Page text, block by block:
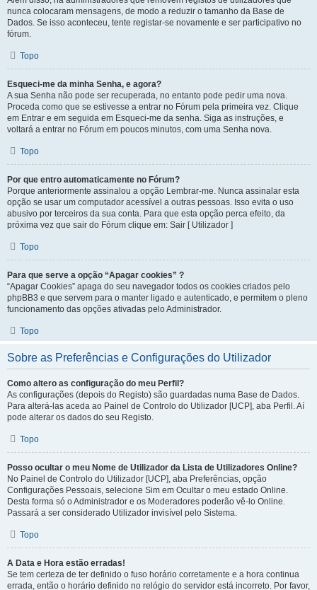
nunca colocaram mensagens, de modo a reduzir o tamanho da Base de
Dados. Se isso aconteceu, tente registar-se novamente e ser participativo no
fórum.
Topo
Esqueci-me da minha Senha, e agora?
A sua Senha não pode ser recuperada, no entanto pode pedir uma nova.
Proceda como que se estivesse a entrar no Fórum pela primeira vez. Clique
em Entrar e em seguida em Esqueci-me da senha. Siga as instruções, e
voltará a entrar no Fórum em poucos minutos, com uma Senha nova.
Topo
Por que entro automaticamente no Fórum?
Porque anteriormente assinalou a opção Lembrar-me. Nunca assinalar esta
opção se usar um computador acessível a outras pessoas. Isso evita o uso
abusivo por terceiros da sua conta. Para que esta opção perca efeito, da
próxima vez que sair do Fórum clique em: Sair [ Utilizador ]
Topo
Para que serve a opção “Apagar cookies” ?
“Apagar Cookies” apaga do seu navegador todos os cookies criados pelo
phpBB3 e que servem para o manter ligado e autenticado, e permitem o pleno
funcionamento das opções ativadas pelo Administrador.
Topo
Sobre as Preferências e Configurações do Utilizador
Como altero as configuração do meu Perfil?
As configurações (depois do Registo) são guardadas numa Base de Dados.
Para alterá-las aceda ao Painel de Controlo do Utilizador [UCP], aba Perfil. Aí
pode alterar os dados do seu Registo.
Topo
Posso ocultar o meu Nome de Utilizador da Lista de Utilizadores Online?
No Painel de Controlo do Utilizador [UCP], aba Preferências, opção
Configurações Pessoais, selecione Sim em Ocultar o meu estado Online.
Desta forma só o Administrador e os Moderadores poderão vê-lo Online.
Passará a ser considerado Utilizador invisível pelo Sistema.
Topo
A Data e Hora estão erradas!
Se tem certeza de ter definido o fuso horário corretamente e a hora continua
errada, então o horário definido no relógio do servidor está incorreto. Por favor,